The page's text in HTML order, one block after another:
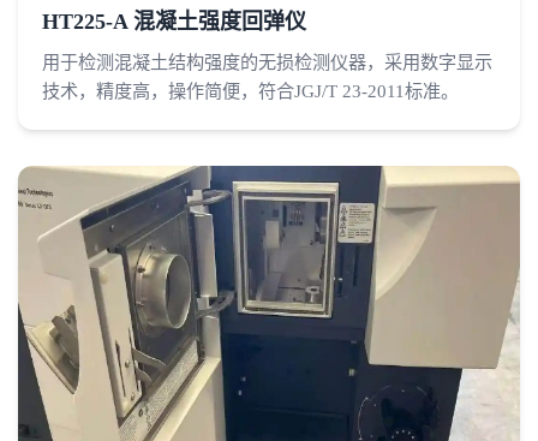
HT225-A 混凝土强度回弹仪
用于检测混凝土结构强度的无损检测仪器，采用数字显示
技术，精度高，操作简便，符合JGJ/T 23-2011标准。